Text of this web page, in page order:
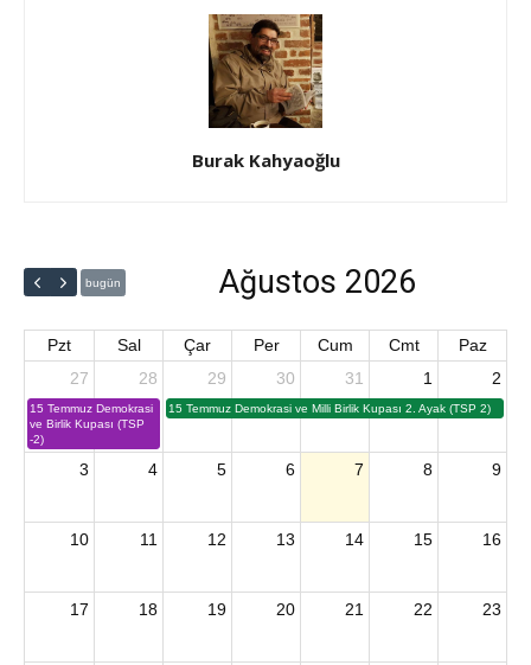
Burak Kahyaoğlu
bugün Ağustos 2026
Pzt Sal Çar Per Cum Cmt
Paz
27
15 Temmuz Demokrasi
ve Birlik Kupası (TSP
-2)
28 29
15 Temmuz Demokrasi ve Milli Birlik Kupası 2. Ayak (TSP 2)
30 31 1 2
3 4 5 6 7 8 9
10 11 12 13 14 15 16
17 18 19 20 21 22 23